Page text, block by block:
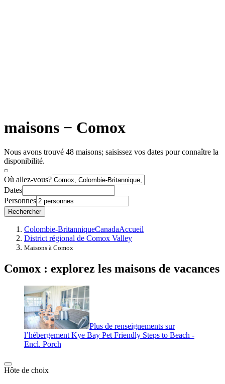
maisons − Comox
Nous avons trouvé 48 maisons; saisissez vos dates pour connaître la
disponibilité.
Où allez-vous?
Dates
Personnes
Rechercher
Colombie-BritanniqueCanadaAccueil
District régional de Comox Valley
Maisons à Comox
Comox : explorez les maisons de vacances
Plus de renseignements sur
l’hébergement Kye Bay Pet Friendly Steps to Beach -
Encl. Porch
Hôte de choix